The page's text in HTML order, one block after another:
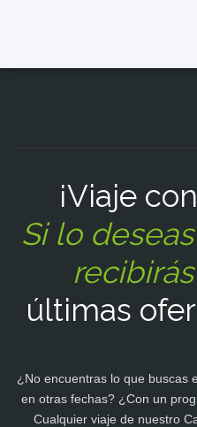
¡Viaje
Si lo
últimas
¿No encuentras lo que buscas
en otras fechas? ¿Con un
Cualquier viaje de nuestro